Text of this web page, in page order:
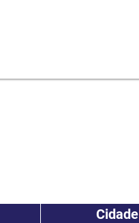
Cidade